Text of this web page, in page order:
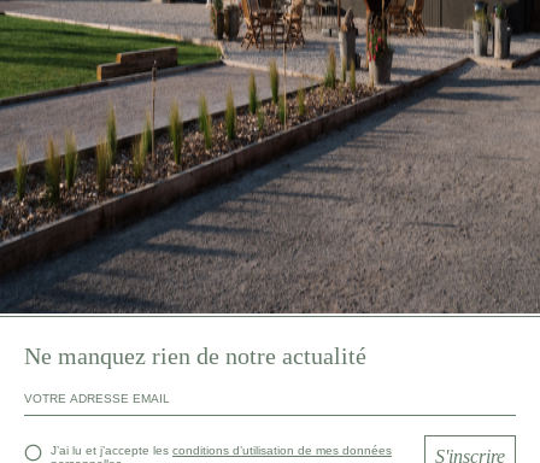
Ne manquez rien de notre actualité
J’ai lu et j’accepte les conditions d’utilisation de mes données
S'inscrire